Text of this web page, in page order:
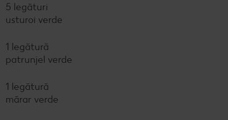
5 legături
usturoi verde
1 legătură
patrunjel verde
1 legătură
mărar verde